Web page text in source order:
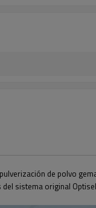
de polvo
sistema original